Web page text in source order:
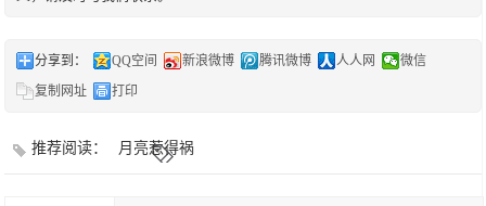
分享到： QQ空间 新浪微博 腾讯微博 人人网
微信
复制网址
打印
推荐阅读： 月亮惹得祸